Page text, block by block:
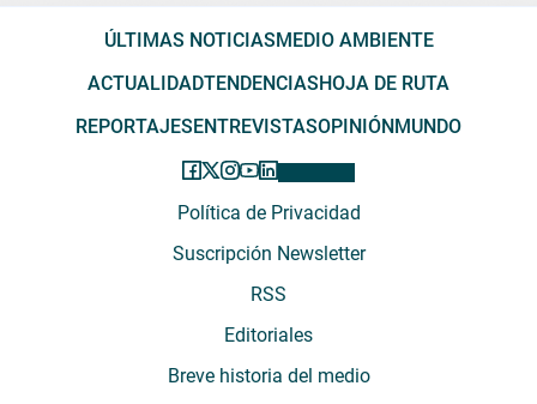
ÚLTIMAS NOTICIAS MEDIO AMBIENTE
ACTUALIDADTENDENCIAS HOJA DE RUTA
REPORTAJES ENTREVISTASOPINIÓN MUNDO
Política de Privacidad
Suscripción Newsletter
RSS
Editoriales
Breve historia del medio